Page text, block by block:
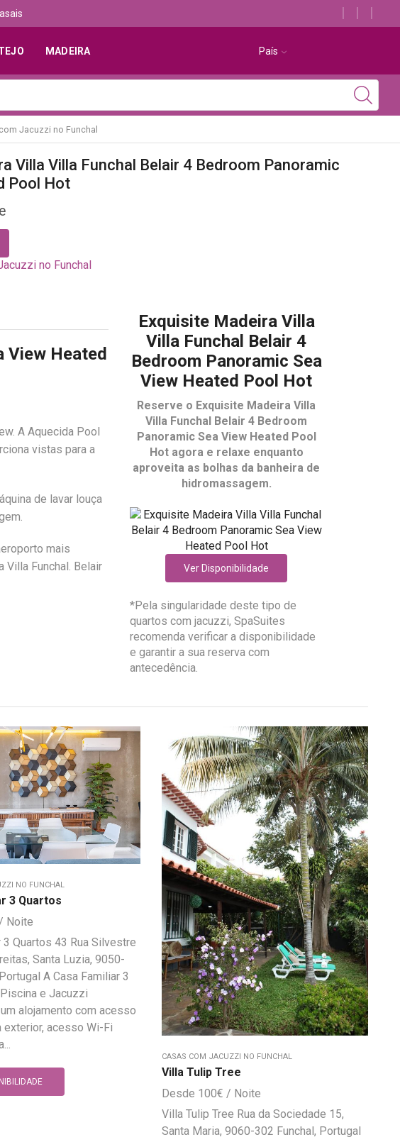
MADEIRA País
Jacuzzi no Funchal
Villa Villa Funchal Belair 4 Bedroom Panoramic
Pool Hot
no Funchal
View Heated
A Aquecida Pool
vistas para a
de lavar louça
mais
Villa Funchal. Belair
Exquisite Madeira Villa
Villa Funchal Belair 4
Bedroom Panoramic Sea
View Heated Pool Hot
Reserve o Exquisite Madeira Villa
Villa Funchal Belair 4 Bedroom
Panoramic Sea View Heated Pool
Hotagora e relaxe enquanto
aproveita as bolhas da banheira de
hidromassagem.
Ver Disponibilidade
*Pela singularidade deste tipo de
quartos com jacuzzi, SpaSuites
recomenda verificar a disponibilidade
e garantir a sua reserva com
antecedência.
NO FUNCHAL
3 Quartos
3 Quartos 43 Rua Silvestre
Santa Luzia, 9050-
A Casa Familiar 3
e Jacuzzi
alojamento com acesso
exterior, acesso Wi-Fi
CASAS COM JACUZZI NO FUNCHAL
Villa Tulip Tree
100€
Villa Tulip Tree Rua da Sociedade 15,
Santa Maria, 9060-302 Funchal, Portugal